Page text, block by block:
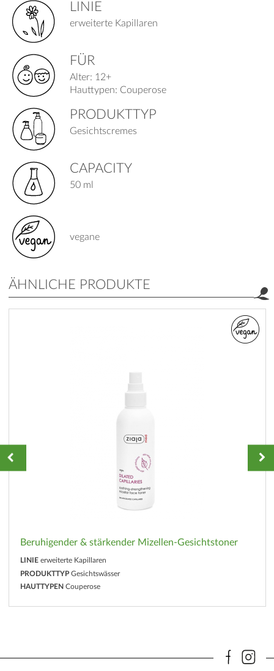
LINIE
erweiterte Kapillaren
FÜR
Alter: 12+
Hauttypen: Couperose
PRODUKTTYP
Gesichtscremes
CAPACITY
50 ml
vegane
ÄHNLICHE PRODUKTE
Beruhigender & stärkender Mizellen-Gesichtstoner
LINIE erweiterte Kapillaren
PRODUKTTYP Gesichtswässer
HAUTTYPEN Couperose